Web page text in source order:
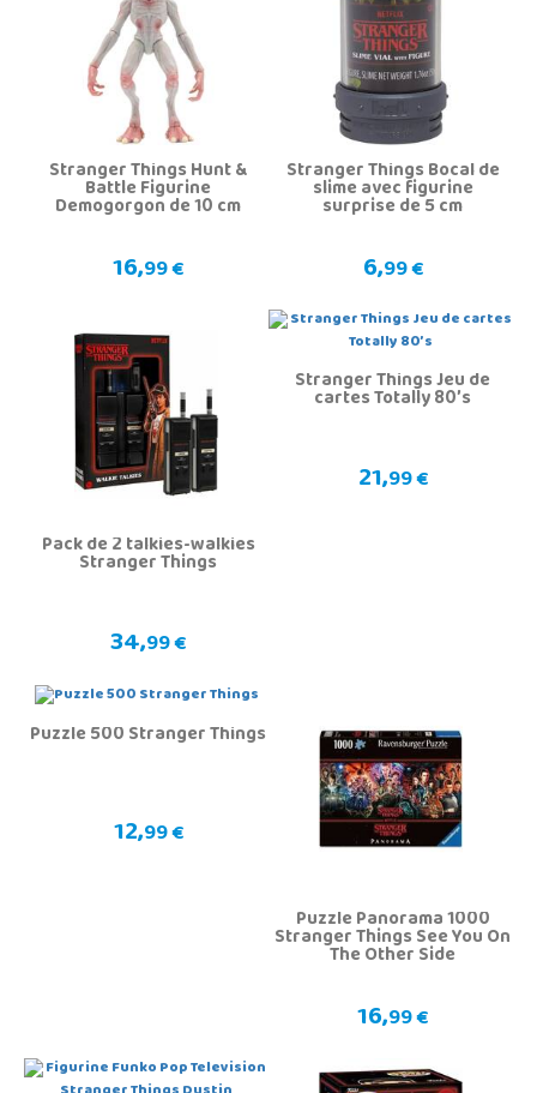
Stranger Things Hunt &
Battle Figurine
Demogorgon de 10 cm
16,99 €
Stranger Things Bocal de
slime avec figurine
surprise de 5 cm
6,99 €
Pack de 2 talkies-walkies
Stranger Things
34,99 €
Stranger Things Jeu de
cartes Totally 80’s
21,99 €
Puzzle 500 Stranger Things
12,99 €
Puzzle Panorama 1000
Stranger Things See You On
The Other Side
16,99 €